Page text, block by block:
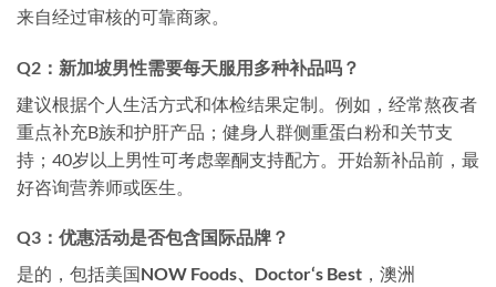
来自经过审核的可靠商家。
Q2：新加坡男性需要每天服用多种补品吗？
建议根据个人生活方式和体检结果定制。例如，经常熬夜者
重点补充B族和护肝产品；健身人群侧重蛋白粉和关节支
持；40岁以上男性可考虑睾酮支持配方。开始新补品前，最
好咨询营养师或医生。
Q3：优惠活动是否包含国际品牌？
是的，包括美国NOW Foods、Doctor‘s Best ，澳洲